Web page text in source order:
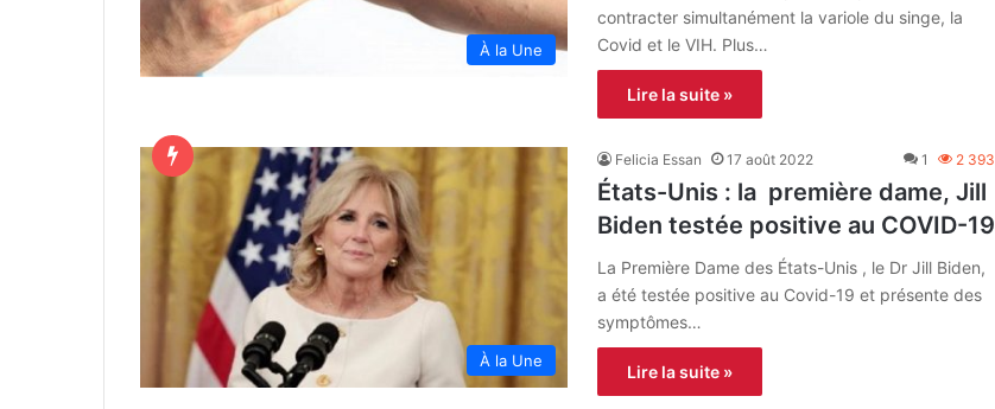
À la Une
contracter simultanément la variole du singe, la
Covid et le VIH. Plus…
Lire la suite »
À la Une
Felicia Essan 17 août 2022 1 2 393
États-Unis : la première dame, Jill
Biden testée positive au COVID-19
La Première Dame des États-Unis , le Dr Jill Biden,
a été testée positive au Covid-19 et présente des
symptômes…
Lire la suite »